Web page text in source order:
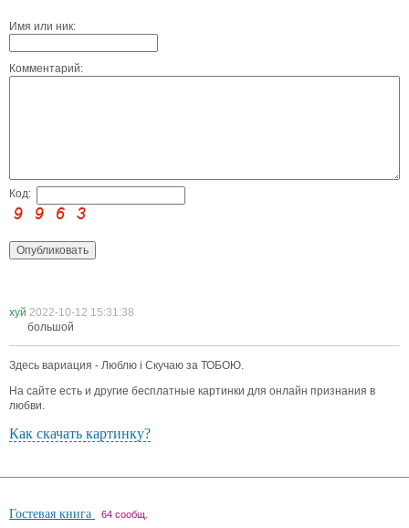
Имя или ник:
Комментарий:
Код:
хуй 2022-10-12 15:31:38
большой
Здесь вариация - Люблю i Скучаю за ТОБОЮ.
На сайте есть и другие бесплатные картинки для онлайн признания в
любви.
Как скачать картинку?
Гостевая книга 64 сообщ.